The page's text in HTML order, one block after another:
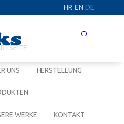
HR EN DE
Prebaci
UNS HERSTELLUNG
WERKE KONTAKT